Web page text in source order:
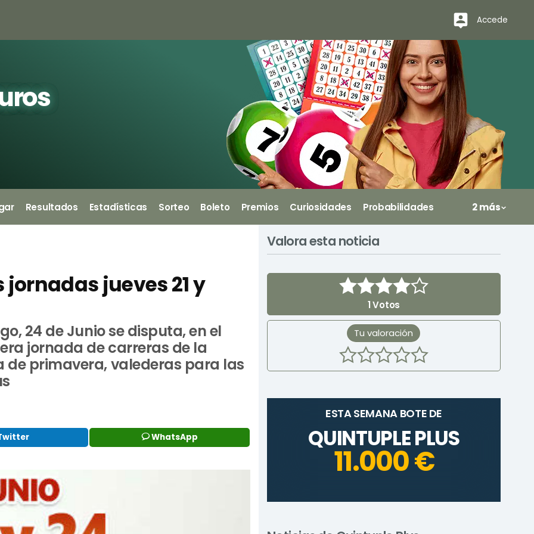
Accede
Resultados Estadísticas Sorteo Boleto Premios Curiosidades Probabilidades 2 más
jueves 21 y
24 de Junio se disputa, en el
jornada de carreras de la
primavera, valederas para las
WhatsApp
Valora esta noticia
1Votos
Tu valoración
ESTA SEMANA BOTE DE
QUINTUPLE PLUS
11.000 €